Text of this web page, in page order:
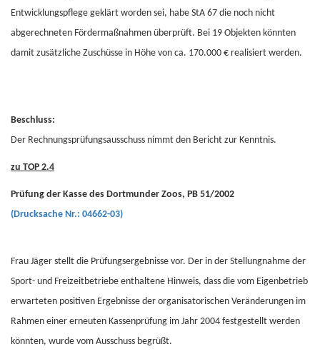
Entwicklungspflege geklärt worden sei, habe StA 67 die noch nicht
abgerechneten Fördermaßnahmen überprüft. Bei 19 Objekten könnten
damit zusätzliche Zuschüsse in Höhe von ca. 170.000 € realisiert werden.
Beschluss:
Der Rechnungsprüfungsausschuss nimmt den Bericht zur Kenntnis.
zu TOP 2.4
Prüfung der Kasse des Dortmunder Zoos, PB 51/2002
(Drucksache Nr.: 04662-03)
Frau Jäger stellt die Prüfungsergebnisse vor. Der in der Stellungnahme der
Sport- und Freizeitbetriebe enthaltene Hinweis, dass die vom Eigenbetrieb
erwarteten positiven Ergebnisse der organisatorischen Veränderungen im
Rahmen einer erneuten Kassenprüfung im Jahr 2004 festgestellt werden
könnten, wurde vom Ausschuss begrüßt.